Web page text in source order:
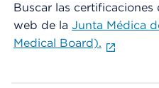
Buscar las
web de la Junta Médica
Medical Board).